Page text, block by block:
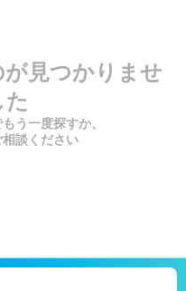
見つかりませ
た
う一度探すか、
談ください